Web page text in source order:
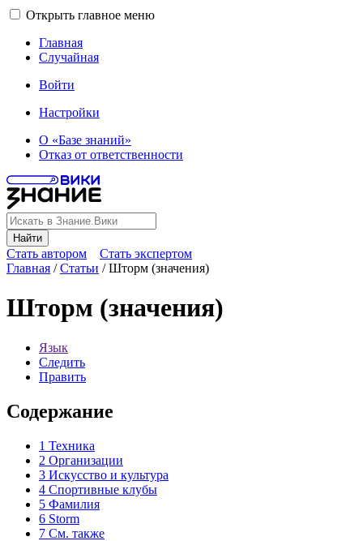
Открыть главное меню
Главная
Случайная
Войти
Настройки
О «Базе знаний»
Отказ от ответственности
Найти
Стать автором
Стать экспертом
Главная /Статьи /Шторм (значения)
Шторм (значения)
Язык
Следить
Править
Содержание
1 Техника
2 Организации
3 Искусство и культура
4 Спортивные клубы
5 Фамилия
6 Storm
7 См. также